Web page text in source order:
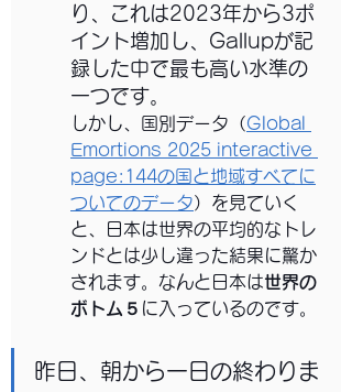
り、これは2023年から3ポ
イント増加し、Gallupが記
録した中で最も高い水準の
一つです。
しかし、国別データ（Global
Emortions 2025 interactive
page:144の国と地域すべてに
ついてのデータ）を見ていく
と、日本は世界の平均的なトレ
ンドとは少し違った結果に驚か
されます。なんと日本は世界の
ボトム５ に入っているのです。
昨日、朝から一日の終わりま